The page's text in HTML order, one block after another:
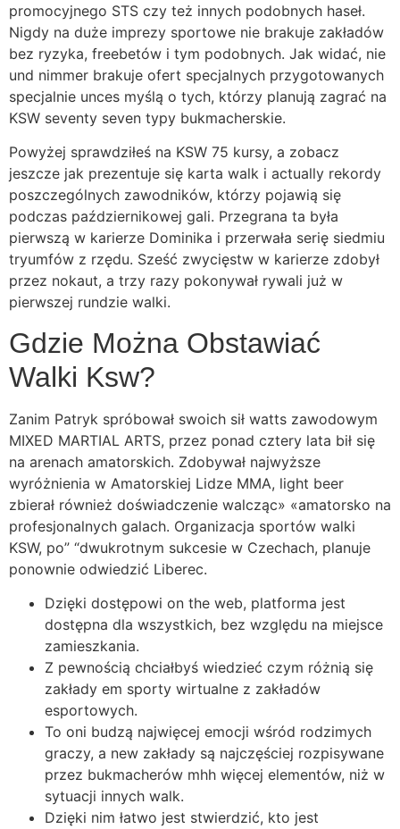
promocyjnego STS czy też innych podobnych haseł.
Nigdy na duże imprezy sportowe nie brakuje zakładów
bez ryzyka, freebetów i tym podobnych. Jak widać, nie
und nimmer brakuje ofert specjalnych przygotowanych
specjalnie unces myślą o tych, którzy planują zagrać na
KSW seventy seven typy bukmacherskie.
Powyżej sprawdziłeś na KSW 75 kursy, a zobacz
jeszcze jak prezentuje się karta walk i actually rekordy
poszczególnych zawodników, którzy pojawią się
podczas październikowej gali. Przegrana ta była
pierwszą w karierze Dominika i przerwała serię siedmiu
tryumfów z rzędu. Sześć zwycięstw w karierze zdobył
przez nokaut, a trzy razy pokonywał rywali już w
pierwszej rundzie walki.
Gdzie Można Obstawiać
Walki Ksw?
Zanim Patryk spróbował swoich sił watts zawodowym
MIXED MARTIAL ARTS, przez ponad cztery lata bił się
na arenach amatorskich. Zdobywał najwyższe
wyróżnienia w Amatorskiej Lidze MMA, light beer
zbierał również doświadczenie walcząc» «amatorsko na
profesjonalnych galach. Organizacja sportów walki
KSW, po” “dwukrotnym sukcesie w Czechach, planuje
ponownie odwiedzić Liberec.
Dzięki dostępowi on the web, platforma jest
dostępna dla wszystkich, bez względu na miejsce
zamieszkania.
Z pewnością chciałbyś wiedzieć czym różnią się
zakłady em sporty wirtualne z zakładów
esportowych.
To oni budzą najwięcej emocji wśród rodzimych
graczy, a new zakłady są najczęściej rozpisywane
przez bukmacherów mhh więcej elementów, niż w
sytuacji innych walk.
Dzięki nim łatwo jest stwierdzić, kto jest